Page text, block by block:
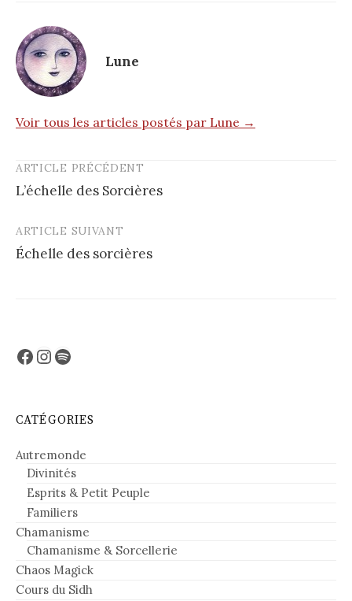
Lune
Voir tous les articles postés par Lune →
Post
navigation
ARTICLE PRÉCÉDENT
L’échelle des Sorcières
ARTICLE SUIVANT
Échelle des sorcières
Facebook
Instagram
Spotify
CATÉGORIES
Autremonde
Divinités
Esprits & Petit Peuple
Familiers
Chamanisme
Chamanisme & Sorcellerie
Chaos Magick
Cours du Sidh